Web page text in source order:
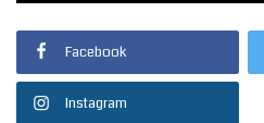
Facebook
Instagram